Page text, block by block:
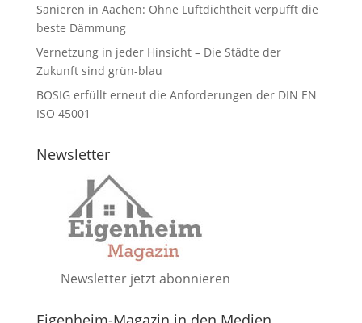
Sanieren in Aachen: Ohne Luftdichtheit verpufft die
beste Dämmung
Vernetzung in jeder Hinsicht – Die Städte der
Zukunft sind grün-blau
BOSIG erfüllt erneut die Anforderungen der DIN EN
ISO 45001
Newsletter
Newsletter jetzt abonnieren